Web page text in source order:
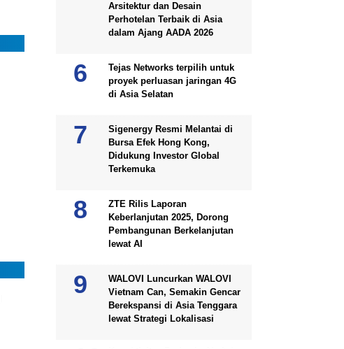
Arsitektur dan Desain
Perhotelan Terbaik di Asia
dalam Ajang AADA 2026
Tejas Networks terpilih untuk
proyek perluasan jaringan 4G
di Asia Selatan
Sigenergy Resmi Melantai di
Bursa Efek Hong Kong,
Didukung Investor Global
Terkemuka
ZTE Rilis Laporan
Keberlanjutan 2025, Dorong
Pembangunan Berkelanjutan
lewat AI
WALOVI Luncurkan WALOVI
Vietnam Can, Semakin Gencar
Berekspansi di Asia Tenggara
lewat Strategi Lokalisasi